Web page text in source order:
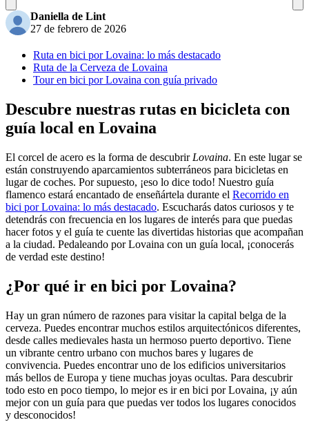
Daniella de Lint
27 de febrero de 2026
Ruta en bici por Lovaina: lo más destacado
Ruta de la Cerveza de Lovaina
Tour en bici por Lovaina con guía privado
Descubre nuestras rutas en bicicleta con
guía local en Lovaina
El corcel de acero es la forma de descubrir Lovaina. En este lugar se
están construyendo aparcamientos subterráneos para bicicletas en
lugar de coches. Por supuesto, ¡eso lo dice todo! Nuestro guía
flamenco estará encantado de enseñártela durante el Recorrido en
bici por Lovaina: lo más destacado. Escucharás datos curiosos y te
detendrás con frecuencia en los lugares de interés para que puedas
hacer fotos y el guía te cuente las divertidas historias que acompañan
a la ciudad. Pedaleando por Lovaina con un guía local, ¡conocerás
de verdad este destino!
¿Por qué ir en bici por Lovaina?
Hay un gran número de razones para visitar la capital belga de la
cerveza. Puedes encontrar muchos estilos arquitectónicos diferentes,
desde calles medievales hasta un hermoso puerto deportivo. Tiene
un vibrante centro urbano con muchos bares y lugares de
convivencia. Puedes encontrar uno de los edificios universitarios
más bellos de Europa y tiene muchas joyas ocultas. Para descubrir
todo esto en poco tiempo, lo mejor es ir en bici por Lovaina, ¡y aún
mejor con un guía para que puedas ver todos los lugares conocidos
y desconocidos!